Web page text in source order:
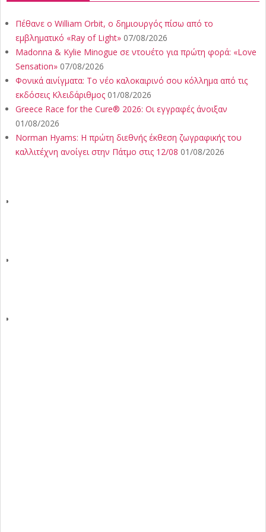
Πέθανε ο William Orbit, ο δημιουργός πίσω από το
εμβληματικό «Ray of Light» 07/08/2026
Madonna & Kylie Minogue σε ντουέτο για πρώτη φορά: «Love
Sensation» 07/08/2026
Φονικά αινίγματα: Το νέο καλοκαιρινό σου κόλλημα από τις
εκδόσεις Κλειδάριθμος 01/08/2026
Greece Race for the Cure® 2026: Οι εγγραφές άνοιξαν
01/08/2026
Norman Hyams: Η πρώτη διεθνής έκθεση ζωγραφικής του
καλλιτέχνη ανοίγει στην Πάτμο στις 12/08 01/08/2026